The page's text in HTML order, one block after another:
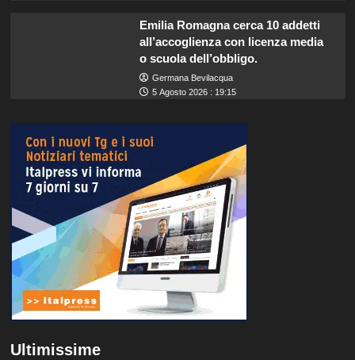
Emilia Romagna cerca 10 addetti
all’accoglienza con licenza media
o scuola dell’obbligo.
Germana Bevilacqua
5 Agosto 2026 : 19:15
Ultimissime